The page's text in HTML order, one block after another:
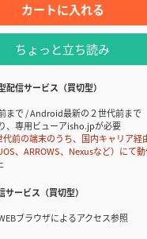
カートに入れる
ちょっと立ち読み
配信サービス（買切型）
まで / Android最新の２世代前まで
、専用ビューアisho.jpが必要
前の端末のうち、国内キャリア経
、ARROWS、Nexusなど）にて
サービス（買切型）
ブラウザによるアクセス参照